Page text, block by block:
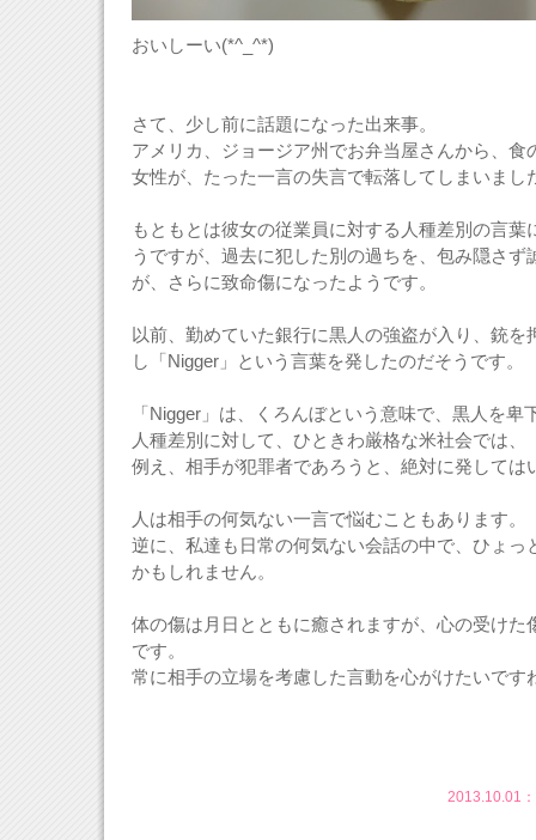
おいしーい(*^_^*)
さて、少し前に話題になった出来事。
アメリカ、ジョージア州でお弁当屋さんから、食
女性が、たった一言の失言で転落してしまいまし
もともとは彼女の従業員に対する人種差別の言
うですが、過去に犯した別の過ちを、包み隠さず
が、さらに致命傷になったようです。
以前、勤めていた銀行に黒人の強盗が入り、銃を
し「Nigger」という言葉を発したのだそうです。
「Nigger」は、くろんぼという意味で、黒人を卑
人種差別に対して、ひときわ厳格な米社会では、
例え、相手が犯罪者であろうと、絶対に発しては
人は相手の何気ない一言で悩むこともあります。
逆に、私達も日常の何気ない会話の中で、ひょっ
かもしれません。
体の傷は月日とともに癒されますが、心の受けた
です。
常に相手の立場を考慮した言動を心がけたいです
2013.10.01：